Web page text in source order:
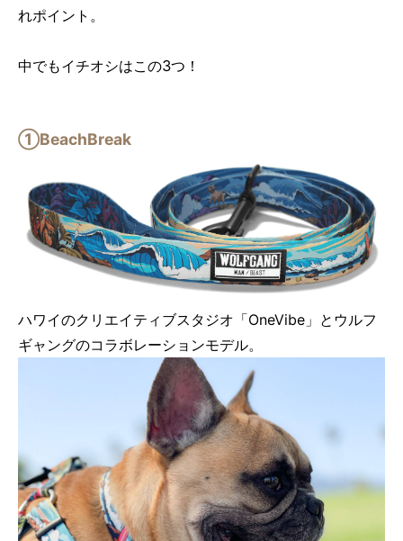
れポイント。
中でもイチオシはこの3つ！
①BeachBreak
ハワイのクリエイティブスタジオ「OneVibe」とウルフ
ギャングのコラボレーションモデル。